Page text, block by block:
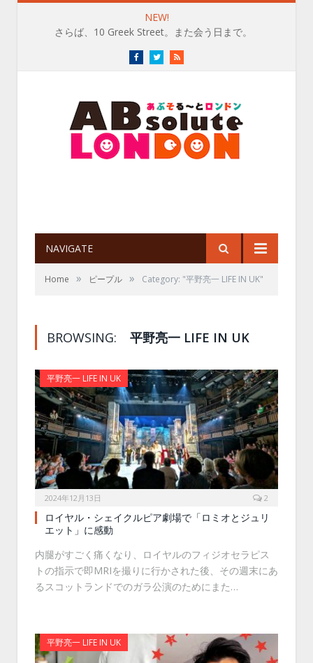
NEW!
さらば、10 Greek Street。また会う日まで。
FacebookTwitterRSS
NAVIGATE
Home » ピープル » Category: "平野亮一 LIFE IN UK"
BROWSING: 平野亮一 LIFE IN UK
平野亮一 LIFE IN UK
2024年12月13日 2
ロイヤル・シェイクルピア劇場で「ロミオとジュリ
エット」に感動
内腿がすごく痛くなり、ロイヤルのフィジオセラピス
トの指示で即MRIを撮りに行かされた後、その週末にあ
るスコットランドでのガラ公演のためにまた…
平野亮一 LIFE IN UK